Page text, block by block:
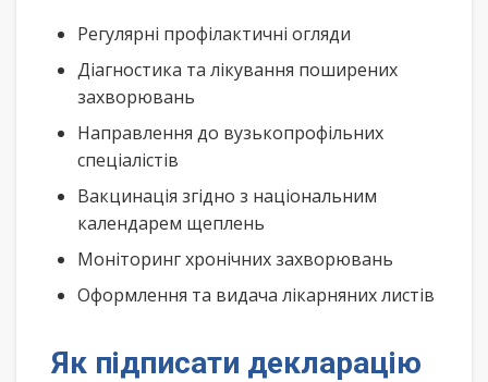
Регулярні профілактичні огляди
Діагностика та лікування поширених
захворювань
Направлення до вузькопрофільних
спеціалістів
Вакцинація згідно з національним
календарем щеплень
Моніторинг хронічних захворювань
Оформлення та видача лікарняних листів
Як підписати декларацію